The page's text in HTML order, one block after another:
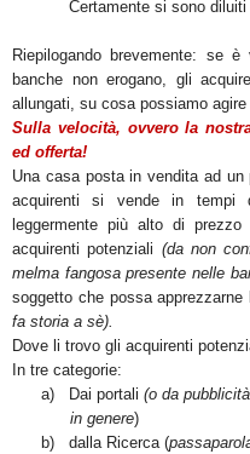
Certamente si sono
Riepilogando brevemente: se
banche non erogano, gli
allungati, su cosa possiamo
Sulla velocità, ovvero la
ed offerta!
Una casa posta in vendita ad
acquirenti si vende in tempi
leggermente più alto di
acquirenti potenziali (da non
melma fangosa presente nelle
soggetto che possa
fa storia a sè).
Dove li trovo gli acquirenti
In tre categorie:
a)
Dai portali (o da
in genere)
b)
dalla Ricerca (